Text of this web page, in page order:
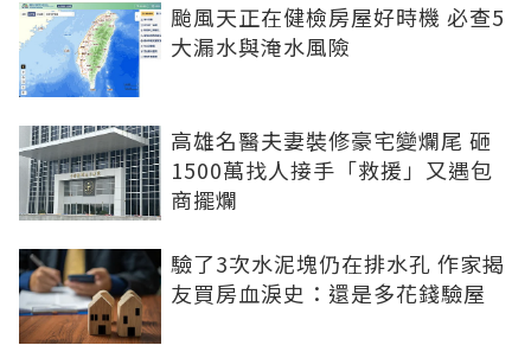
颱風天正在健檢房屋好時機 必查5
大漏水與淹水風險
高雄名醫夫妻裝修豪宅變爛尾 砸
1500萬找人接手「救援」又遇包
商擺爛
驗了3次水泥塊仍在排水孔 作家揭
友買房血淚史：還是多花錢驗屋